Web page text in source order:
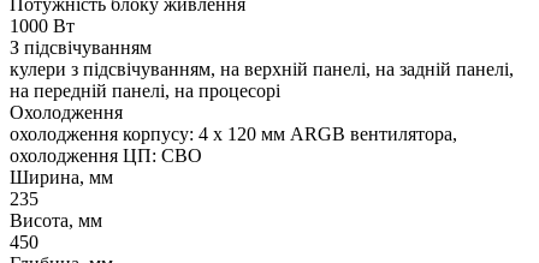
Потужність блоку живлення
1000 Вт
З підсвічуванням
кулери з підсвічуванням, на верхній панелі, на задній панелі,
на передній панелі, на процесорі
Охолодження
охолодження корпусу: 4 x 120 мм ARGB вентилятора,
охолодження ЦП: СВО
Ширина, мм
235
Висота, мм
450